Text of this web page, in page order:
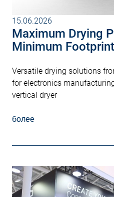
15.06.2026
Maximum Drying
Minimum Footprint
Versatile drying solutions
for electronics
vertical dryer
более